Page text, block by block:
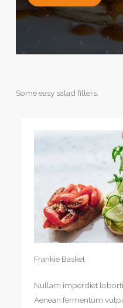
Some easy salad fillers.
Frankie Basket
Nullam imperdiet
Aenean fermentum